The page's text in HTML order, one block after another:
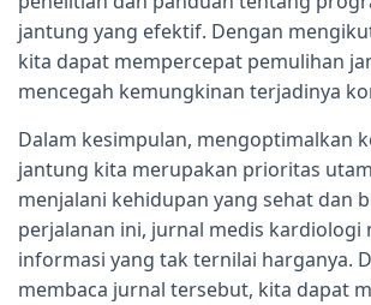
jantung yang efektif. Dengan
kita dapat mempercepat pemulihan
mencegah kemungkinan terjadinya
Dalam kesimpulan, mengoptimalkan
jantung kita merupakan prioritas
menjalani kehidupan yang sehat dan
perjalanan ini, jurnal medis kardiologi
informasi yang tak ternilai harganya.
membaca jurnal tersebut, kita dapat